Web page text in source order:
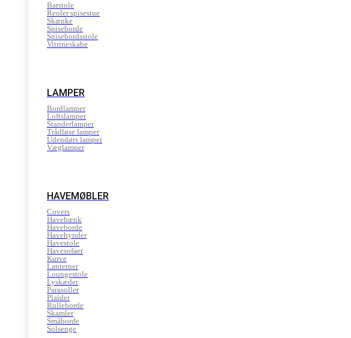
Barstole
Reoler spisestue
Skænke
Spiseborde
Spisebordsstole
Vitrineskabe
LAMPER
Bordlamper
Loftslamper
Standerlamper
Trådløse lamper
Udendørs lamper
Væglamper
HAVEMØBLER
Covers
Havebænk
Haveborde
Havehynder
Havestole
Havesofaer
Kurve
Lanterner
Loungestole
Lyskæder
Parasoller
Plaider
Rulleborde
Skamler
Småborde
Solsenge